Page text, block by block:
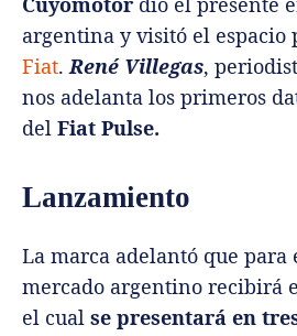
argentina y visitó el espacio
Fiat.René Villegas,
nos adelanta los primeros
del Fiat Pulse.
Lanzamiento
La marca adelantó que para
mercado argentino recibirá
el cual se presentará en